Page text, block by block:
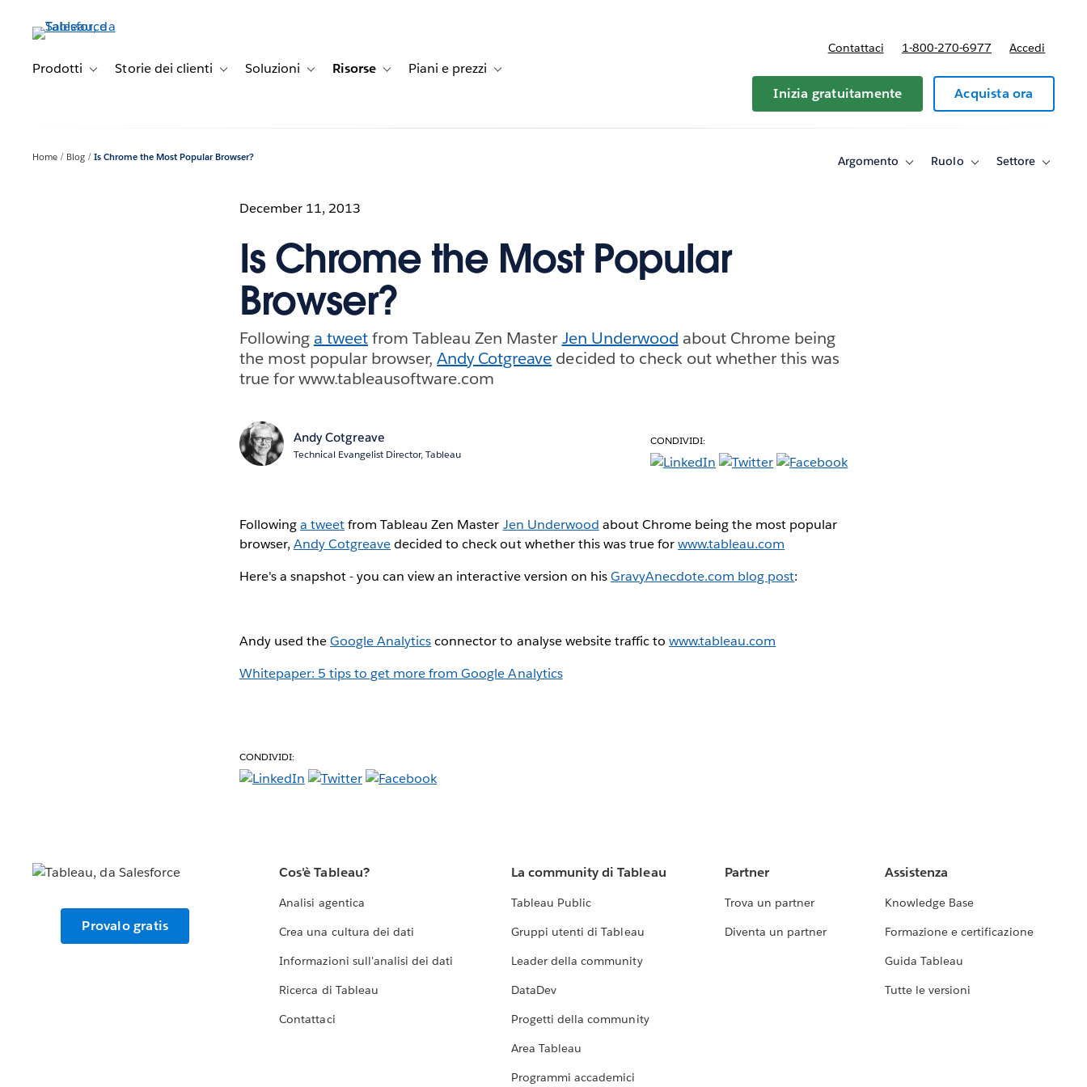
principale
Prodotti Toggle sub-navigation for Prodotti
Storie dei clienti Toggle sub-navigation for Storie dei clienti
Soluzioni Toggle sub-navigation for Soluzioni
Risorse Toggle sub-navigation for Risorse
Piani e prezzi Toggle sub-navigation for Piani e prezzi
Contattaci 1-800-270-6977 Accedi
Inizia gratuitamente Acquista ora
Home Blog Is Chrome the Most Popular Browser? Argomento
ToggleRuolo
ToggleSettore
Toggle
December 11, 2013
Is Chrome the Most Popular
Browser?
Following a tweetfrom Tableau Zen Master Jen Underwood about Chrome being
the most popular browser,Andy Cotgreave decided to check out whether this was
true for www.tableausoftware.com
Andy Cotgreave
Technical Evangelist Director, Tableau
CONDIVIDI:
Followinga tweetfrom Tableau Zen Master Jen Underwood about Chrome being the most popular
browser, Andy Cotgreavedecided to check out whether this was true forwww.tableau.com
Here's a snapshot - you can view an interactive version on hisGravyAnecdote.com blog post:
Andy used theGoogle Analyticsconnector to analyse website traffic towww.tableau.com
Whitepaper: 5 tips to get more from Google Analytics
CONDIVIDI:
Provalo gratis
Cos'è Tableau?
Analisi agentica
Crea una cultura dei dati
Informazioni sull'analisi dei dati
Ricerca di Tableau
Contattaci
La community di Tableau
Tableau Public
Gruppi utenti di Tableau
Leader della community
DataDev
Progetti della community
Area Tableau
Programmi accademici
Partner
Trova un partner
Diventa un partner
Assistenza
Knowledge Base
Formazione e certificazione
Guida Tableau
Tutte le versioni